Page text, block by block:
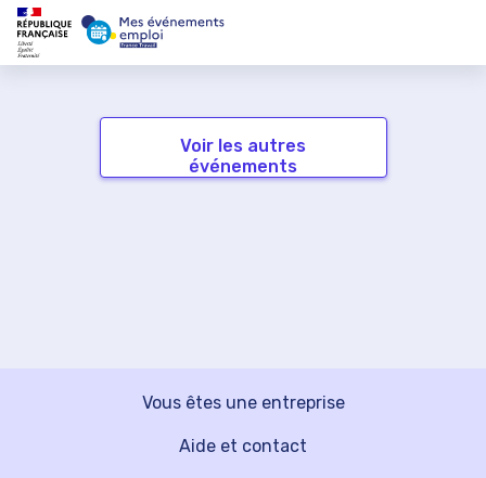
Voir les autres
événements
Vous êtes une entreprise
Aide et contact